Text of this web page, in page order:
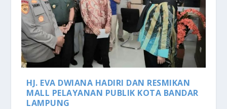
HJ. EVA DWIANA HADIRI DAN RESMIKAN
MALL PELAYANAN PUBLIK KOTA BANDAR
LAMPUNG